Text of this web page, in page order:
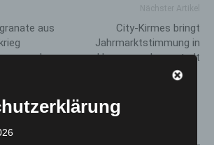
aus
und
heutigen
City-Kirmes bringt
Jahrmarktstimmung in
Hannovers Innenstadt